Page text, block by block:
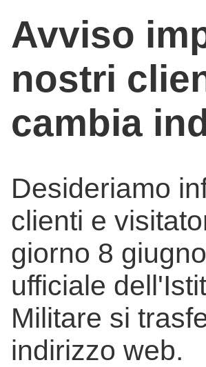
Avviso
nostri
cambia
Desideriamo
clienti e
giorno 8
ufficiale
Militare si
indirizzo web.